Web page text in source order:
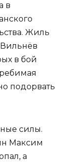
в
Жиль
в бой
подорвать
силы.
Максим
а